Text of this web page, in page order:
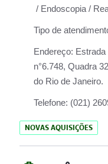
/ Endoscopia /
Tipo de
Endereço:
n°6.748, Quadra
do Rio de Janeiro.
Telefone: (021)
NOVAS AQUISIÇÕES